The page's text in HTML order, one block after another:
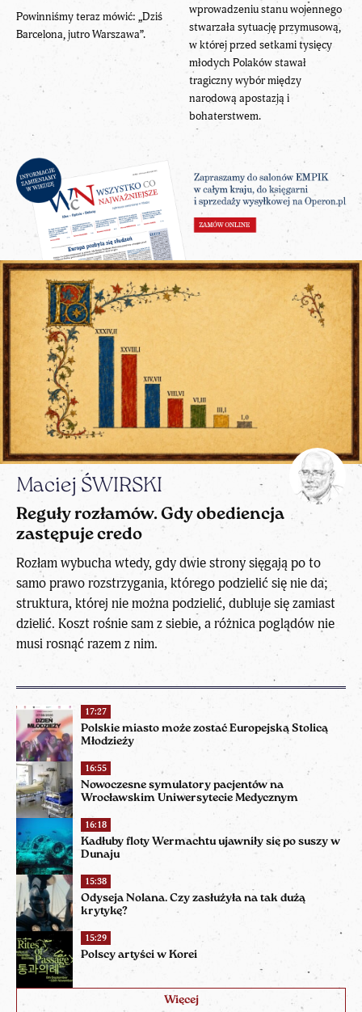
Powinniśmy teraz mówić: „Dziś
Barcelona, jutro Warszawa”.
wprowadzeniu stanu wojennego
stwarzała sytuację przymusową,
w której przed setkami tysięcy
młodych Polaków stawał
tragiczny wybór między
narodową apostazją i
bohaterstwem.
17:27
Polskie miasto może zostać Europejską Stolicą
Młodzieży
16:55
Nowoczesne symulatory pacjentów na
Wrocławskim Uniwersytecie Medycznym
16:18
Kadłuby floty Wermachtu ujawniły się po suszy w
Dunaju
15:38
Odyseja Nolana. Czy zasłużyła na tak dużą
krytykę?
15:29
Polscy artyści w Korei
Więcej
Maciej ŚWIRSKI
Reguły rozłamów. Gdy obediencja
zastępuje credo
Rozłam wybucha wtedy, gdy dwie strony sięgają po to
samo prawo rozstrzygania, którego podzielić się nie da;
struktura, której nie można podzielić, dubluje się zamiast
dzielić. Koszt rośnie sam z siebie, a różnica poglądów nie
musi rosnąć razem z nim.